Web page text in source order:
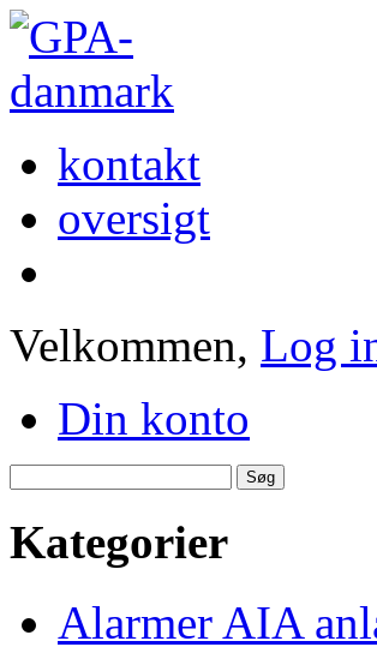
kontakt
oversigt
Velkommen, Log
Din konto
Kategorier
Alarmer AIA